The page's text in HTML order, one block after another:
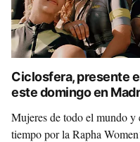
Ciclosfera, presente
este domingo en
Mujeres de todo el mundo y
tiempo por la Rapha